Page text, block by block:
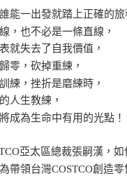
能一出發就踏上正確的旅
，也不必是一條直線，
就失去了自我價值，
零，砍掉重練，
練，挫折是磨練時，
人生教練，
成為生命中有用的光點！
亞太區總裁張嗣漢，
帶領台灣COSTCO創造